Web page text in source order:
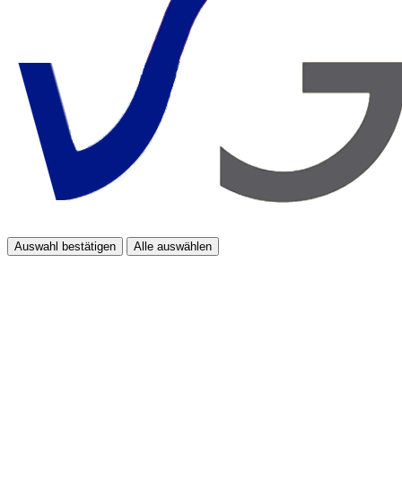
Auswahl bestätigen Alle auswählen